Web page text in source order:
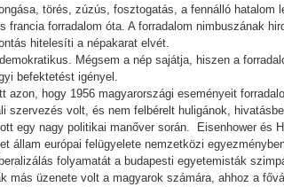
törés, zúzús, fosztogatás, a fennálló hatalom
forradalom óta. A forradalom nimbuszának
hitelesíti a népakarat elvét.
Mégsem a nép sajátja, hiszen a
befektetést igényel.
hogy 1956 magyarországi eseményeit
szervezés volt, és nem felbérelt huligánok,
egy nagy politikai manőver során. Eisenhower és
állam európai felügyelete nemzetközi
folyamatát a budapesti egyetemisták
üzenete volt a magyarok számára, ahhoz a